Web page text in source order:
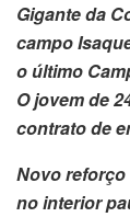
Gigante da
campo
o último
O jovem de
contrato de
Novo
no interior